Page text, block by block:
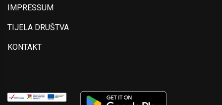
IMPRESSUM
TIJELA DRUŠTVA
KONTAKT